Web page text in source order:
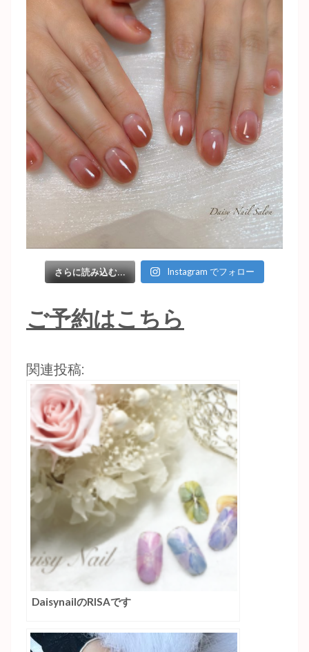
さらに読み込む... Instagram でフォロー
ご予約はこちら
関連投稿:
DaisynailのRISAです